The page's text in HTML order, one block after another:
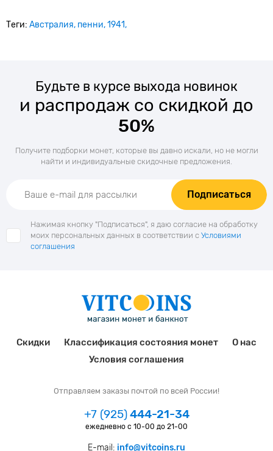
Теги: Австралия пенни 1941
Будьте в курсе выхода новинок
и распродаж со скидкой до
50%
Получите подборки монет, которые вы давно искали, но не могли
найти и индивидуальные скидочные предложения.
Подписаться
Нажимая кнопку "Подписаться", я даю согласие на обработку
моих персональных данных в соответствии с Условиями
соглашения
Скидки Классификация состояния монет
О нас
Условия соглашения
Отправляем заказы почтой по всей России!
+7 (925)444-21-34
ежедневно с 10-00 до 21-00
E-mail: info@vitcoins.ru